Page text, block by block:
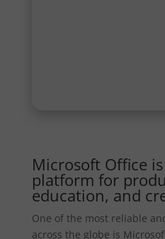
Microsoft Office
platform for
education, and
One of the most reliable
across the globe is